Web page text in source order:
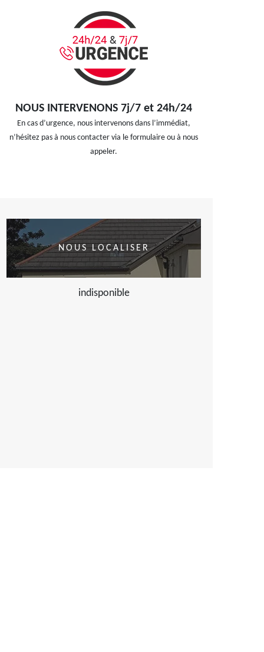
NOUS INTERVENONS 7j/7 et 24h/24
En cas d’urgence, nous intervenons dans l’immédiat,
n’hésitez pas à nous contacter via le formulaire ou à nous
appeler.
NOUS LOCALISER
indisponible